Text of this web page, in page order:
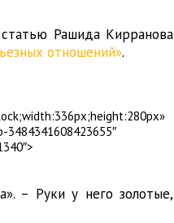
Рашида Кирранова
отношений».
– Руки у него золотые,